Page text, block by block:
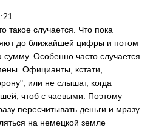
такое случается. Что пока
до ближайшей цифры и потом
Особенно часто случается
Официанты, кстати,
или не слышат, когда
чтоб с чаевыми. Поэтому
пересчитывать деньги и мразу
на немецкой земле